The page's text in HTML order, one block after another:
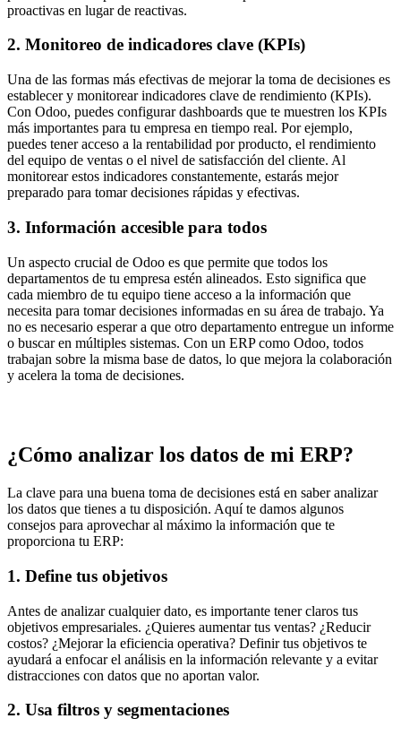
proactivas en lugar de reactivas.
2. Monitoreo de indicadores clave (KPIs)
Una de las formas más efectivas de mejorar la toma de decisiones es
establecer y monitorear indicadores clave de rendimiento (KPIs).
Con Odoo, puedes configurar dashboards que te muestren los KPIs
más importantes para tu empresa en tiempo real. Por ejemplo,
puedes tener acceso a la rentabilidad por producto, el rendimiento
del equipo de ventas o el nivel de satisfacción del cliente. Al
monitorear estos indicadores constantemente, estarás mejor
preparado para tomar decisiones rápidas y efectivas.
3. Información accesible para todos
Un aspecto crucial de Odoo es que permite que todos los
departamentos de tu empresa estén alineados. Esto significa que
cada miembro de tu equipo tiene acceso a la información que
necesita para tomar decisiones informadas en su área de trabajo. Ya
no es necesario esperar a que otro departamento entregue un informe
o buscar en múltiples sistemas. Con un ERP como Odoo, todos
trabajan sobre la misma base de datos, lo que mejora la colaboración
y acelera la toma de decisiones.
¿Cómo analizar los datos de mi ERP?
La clave para una buena toma de decisiones está en saber analizar
los datos que tienes a tu disposición. Aquí te damos algunos
consejos para aprovechar al máximo la información que te
proporciona tu ERP:
1. Define tus objetivos
Antes de analizar cualquier dato, es importante tener claros tus
objetivos empresariales. ¿Quieres aumentar tus ventas? ¿Reducir
costos? ¿Mejorar la eficiencia operativa? Definir tus objetivos te
ayudará a enfocar el análisis en la información relevante y a evitar
distracciones con datos que no aportan valor.
2. Usa filtros y segmentaciones